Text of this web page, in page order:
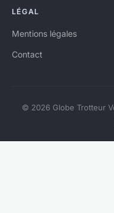
LÉGAL
Mentions légales
Contact
© 2026 Globe Trotteur